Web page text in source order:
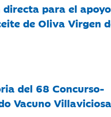
para el
de Oliva Virgen
del 68 Concurso-
Vacuno